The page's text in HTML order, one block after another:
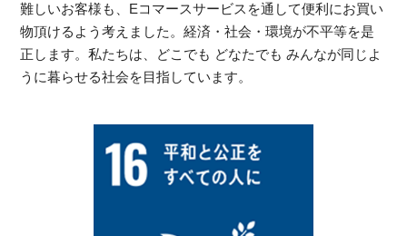
難しいお客様も、Eコマースサービスを通して便利にお買い
物頂けるよう考えました。経済・社会・環境が不平等を是
正します。私たちは、どこでも どなたでも みんなが同じよ
うに暮らせる社会を目指しています。